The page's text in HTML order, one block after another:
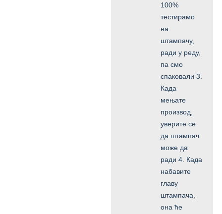
100%
тестирамо
на
штампачу,
ради у реду,
па смо
спаковали 3.
Када
мењате
производ,
уверите се
да штампач
може да
ради 4. Када
набавите
главу
штампача,
она ће